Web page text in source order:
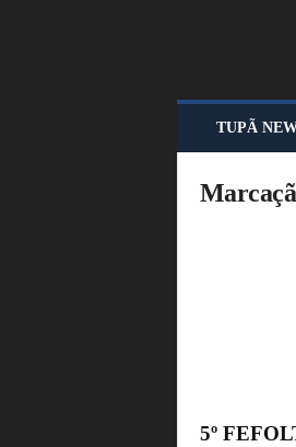
P
TUPÃ
5º